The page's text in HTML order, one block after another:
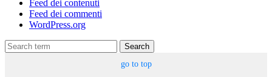
Feed dei contenuti
Feed dei commenti
WordPress.org
Search
go to top